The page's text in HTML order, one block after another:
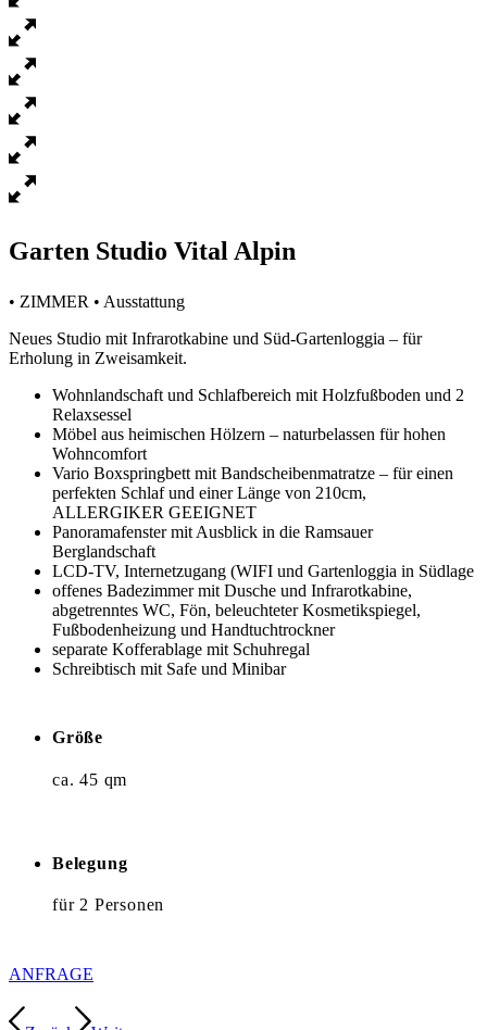
Garten Studio Vital Alpin
• ZIMMER • Ausstattung
Neues Studio mit Infrarotkabine und Süd-Gartenloggia – für
Erholung in Zweisamkeit.
Wohnlandschaft und Schlafbereich mit Holzfußboden und 2
Relaxsessel
Möbel aus heimischen Hölzern – naturbelassen für hohen
Wohncomfort
Vario Boxspringbett mit Bandscheibenmatratze – für einen
perfekten Schlaf und einer Länge von 210cm,
ALLERGIKER GEEIGNET
Panoramafenster mit Ausblick in die Ramsauer
Berglandschaft
LCD-TV, Internetzugang (WIFI und Gartenloggia in Südlage
offenes Badezimmer mit Dusche und Infrarotkabine,
abgetrenntes WC, Fön, beleuchteter Kosmetikspiegel,
Fußbodenheizung und Handtuchtrockner
separate Kofferablage mit Schuhregal
Schreibtisch mit Safe und Minibar
Größe
ca. 45 qm
Belegung
für 2 Personen
ANFRAGE